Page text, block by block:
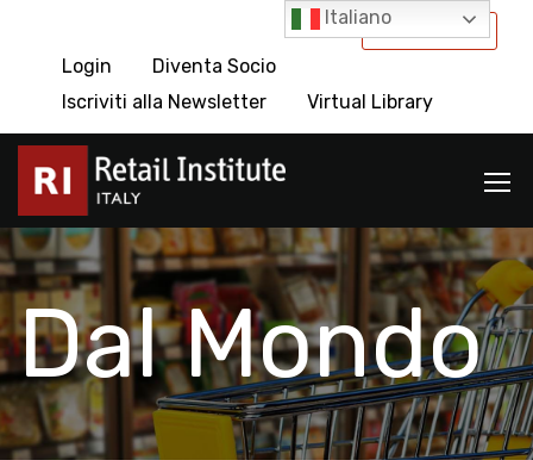
International
Login
Diventa Socio
Iscriviti alla Newsletter
Virtual Library
Dal Mondo
Italiano